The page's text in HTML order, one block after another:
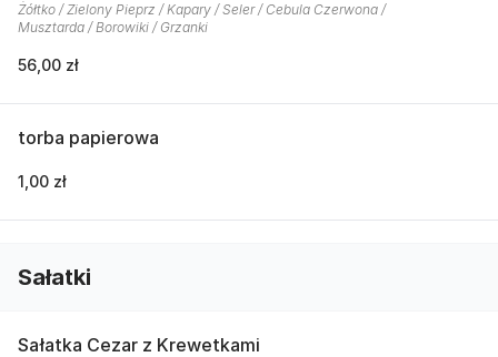
Żółtko / Zielony Pieprz / Kapary / Seler / Cebula Czerwona /
Musztarda / Borowiki / Grzanki
56,00 zł
torba papierowa
1,00 zł
Sałatki
Sałatka Cezar z Krewetkami